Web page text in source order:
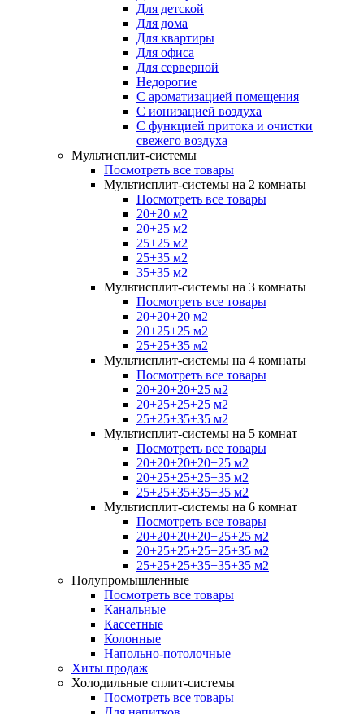
Для детской
Для дома
Для квартиры
Для офиса
Для серверной
Недорогие
С ароматизацией помещения
С ионизацией воздуха
С функцией притока и очистки
свежего воздуха
Мультисплит-системы
Посмотреть все товары
Мультисплит-системы на 2 комнаты
Посмотреть все товары
20+20 м2
20+25 м2
25+25 м2
25+35 м2
35+35 м2
Мультисплит-системы на 3 комнаты
Посмотреть все товары
20+20+20 м2
20+25+25 м2
25+25+35 м2
Мультисплит-системы на 4 комнаты
Посмотреть все товары
20+20+20+25 м2
20+25+25+25 м2
25+25+35+35 м2
Мультисплит-системы на 5 комнат
Посмотреть все товары
20+20+20+20+25 м2
20+25+25+25+35 м2
25+25+35+35+35 м2
Мультисплит-системы на 6 комнат
Посмотреть все товары
20+20+20+20+25+25 м2
20+25+25+25+25+35 м2
25+25+25+35+35+35 м2
Полупромышленные
Посмотреть все товары
Канальные
Кассетные
Колонные
Напольно-потолочные
Хиты продаж
Холодильные сплит-системы
Посмотреть все товары